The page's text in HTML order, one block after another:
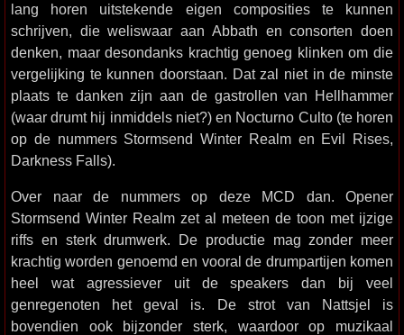
lang horen uitstekende eigen composities te kunnen
schrijven, die weliswaar aan Abbath en consorten doen
denken, maar desondanks krachtig genoeg klinken om die
vergelijking te kunnen doorstaan. Dat zal niet in de minste
plaats te danken zijn aan de gastrollen van Hellhammer
(waar drumt hij inmiddels niet?) en Nocturno Culto (te horen
op de nummers Stormsend Winter Realm en Evil Rises,
Darkness Falls).
Over naar de nummers op deze MCD dan. Opener
Stormsend Winter Realm zet al meteen de toon met ijzige
riffs en sterk drumwerk. De productie mag zonder meer
krachtig worden genoemd en vooral de drumpartijen komen
heel wat agressiever uit de speakers dan bij veel
genregenoten het geval is. De strot van Nattsjel is
bovendien ook bijzonder sterk, waardoor op muzikaal